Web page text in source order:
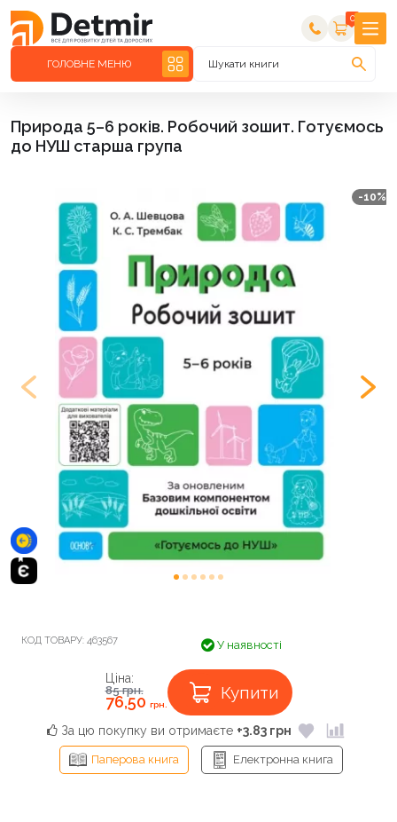
0
ГОЛОВНЕ МЕНЮ Шукати книги
Природа 5–6 років. Робочий зошит. Готуємось
до НУШ старша група
-10%
КОД ТОВАРУ: 463567 У наявності
Ціна:
85грн.
76,50 грн.
Купити
За цю покупку ви отримаєте +3.83 грн
Паперова книга Електронна книга